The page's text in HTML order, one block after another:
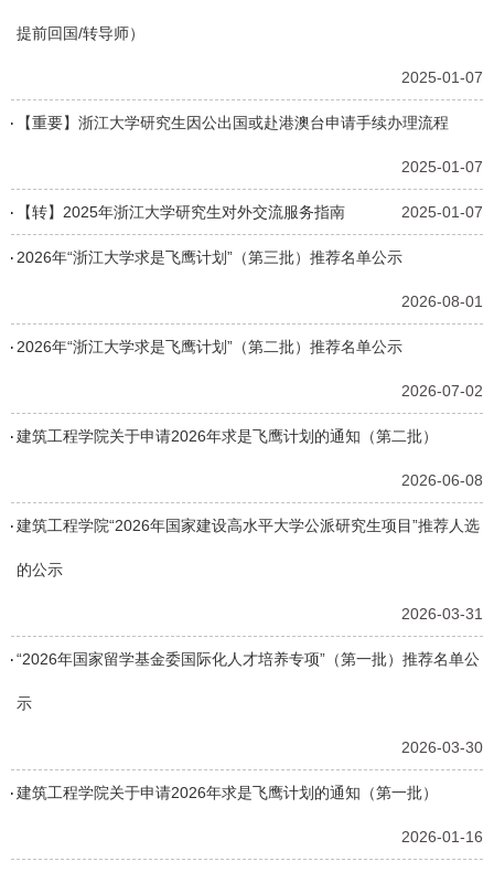
提前回国/转导师）
2025-01-07
【重要】浙江大学研究生因公出国或赴港澳台申请手续办理流程
2025-01-07
【转】2025年浙江大学研究生对外交流服务指南 2025-01-07
2026年“浙江大学求是飞鹰计划”（第三批）推荐名单公示
2026-08-01
2026年“浙江大学求是飞鹰计划”（第二批）推荐名单公示
2026-07-02
建筑工程学院关于申请2026年求是飞鹰计划的通知（第二批）
2026-06-08
建筑工程学院“2026年国家建设高水平大学公派研究生项目”推荐人选
的公示
2026-03-31
“2026年国家留学基金委国际化人才培养专项”（第一批）推荐名单公
示
2026-03-30
建筑工程学院关于申请2026年求是飞鹰计划的通知（第一批）
2026-01-16